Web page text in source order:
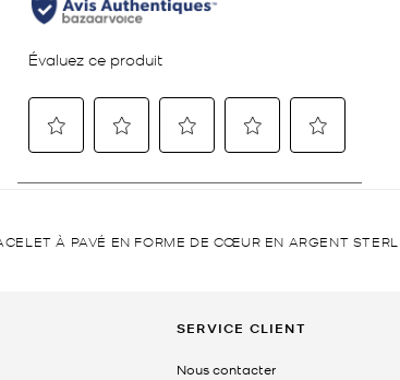
À PAVÉ EN FORME DE CŒUR EN ARGENT
SERVICE CLIENT
Nous contacter